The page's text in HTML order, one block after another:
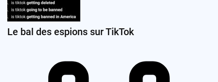
Le bal des espions sur TikTok